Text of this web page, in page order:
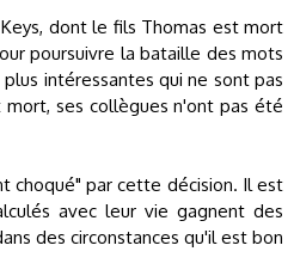
dont le fils Thomas est mort
poursuivre la bataille des mots
intéressantes qui ne sont pas
mort, ses collègues n'ont pas été
choqué" par cette décision. Il est
avec leur vie gagnent des
des circonstances qu'il est bon